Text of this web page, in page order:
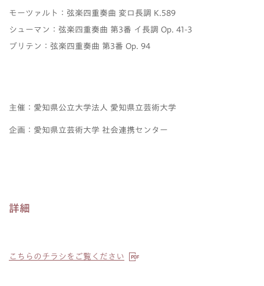
モーツァルト：弦楽四重奏曲 変ロ長調 K.589
シューマン：弦楽四重奏曲 第3番 イ長調 Op. 41-3
ブリテン：弦楽四重奏曲 第3番 Op. 94
主催：愛知県公立大学法人 愛知県立芸術大学
企画：愛知県立芸術大学 社会連携センター
詳細
こちらのチラシをご覧ください